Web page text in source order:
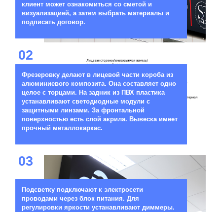
клиент может ознакомиться со сметой и
визуализацией, а затем выбрать материалы и
подписать договор.
02
Фрезеровку делают в лицевой части короба из
алюминиевого композита. Она составляет одно
целое с торцами. На задник из ПВХ пластика
устанавливают светодиодные модули с
защитными линзами. За фронтальной
поверхностью есть слой акрила. Вывеска имеет
прочный металлокаркас.
03
Подсветку подключают к электросети
проводами через блок питания. Для
регулировки яркости устанавливают диммеры.